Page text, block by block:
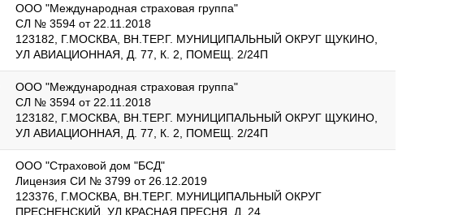
ООО "Международная страховая группа"
СЛ № 3594 от 22.11.2018
123182, Г.МОСКВА, ВН.ТЕР.Г. МУНИЦИПАЛЬНЫЙ ОКРУГ ЩУКИНО,
УЛ АВИАЦИОННАЯ, Д. 77, К. 2, ПОМЕЩ. 2/24П
ООО "Международная страховая группа"
СЛ № 3594 от 22.11.2018
123182, Г.МОСКВА, ВН.ТЕР.Г. МУНИЦИПАЛЬНЫЙ ОКРУГ ЩУКИНО,
УЛ АВИАЦИОННАЯ, Д. 77, К. 2, ПОМЕЩ. 2/24П
ООО "Страховой дом "БСД"
Лицензия СИ № 3799 от 26.12.2019
123376, Г.МОСКВА, ВН.ТЕР.Г. МУНИЦИПАЛЬНЫЙ ОКРУГ
ПРЕСНЕНСКИЙ, УЛ КРАСНАЯ ПРЕСНЯ, Д. 24